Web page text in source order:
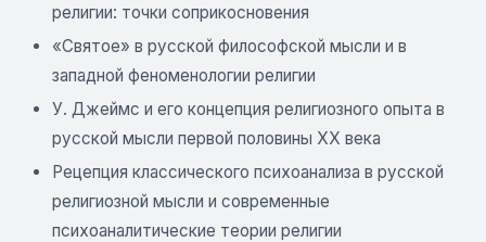
религии: точки соприкосновения
«Святое» в русской философской мысли и в
западной феноменологии религии
У. Джеймс и его концепция религиозного опыта в
русской мысли первой половины XX века
Рецепция классического психоанализа в русской
религиозной мысли и современные
психоаналитические теории религии